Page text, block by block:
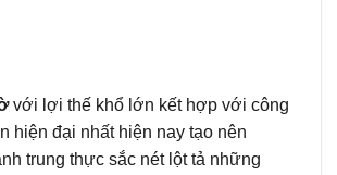
với lợi thế khổ lớn kết hợp với công
hiện đại nhất hiện nay tạo nên
trung thực sắc nét lột tả những